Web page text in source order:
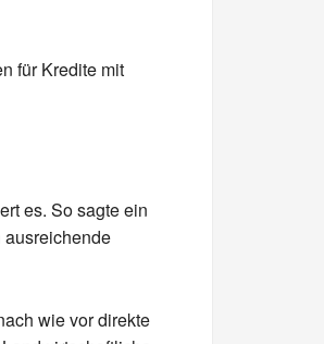
für Kredite mit
es. So sagte ein
ausreichende
wie vor direkte